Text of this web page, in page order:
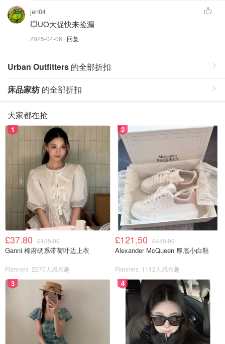
jen04
💥UO大促快来捡漏
2025-04-06 · 回复
Urban Outfitters 的全部折扣
床品家纺 的全部折扣
大家都在抢
1
£37.80 £135.00
Ganni 棉府绸系带荷叶边上衣
Flannels 2270人感兴趣
2
£121.50 £450.00
Alexander McQueen 厚底小白鞋
Flannels 1112人感兴趣
3 4